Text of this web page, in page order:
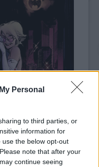
Personal
to third parties, or
information for
the below opt-out
note that after your
continue seeing
évek egyik
Fehér Lovag